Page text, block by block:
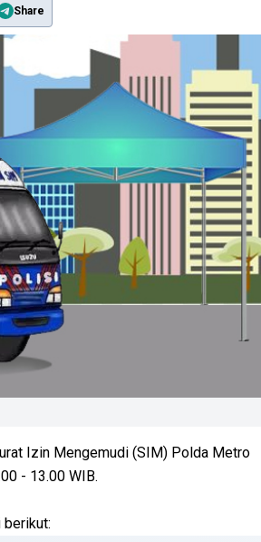
Share
Izin Mengemudi (SIM) Polda Metro
- 13.00 WIB.